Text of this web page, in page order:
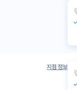
지점 정보